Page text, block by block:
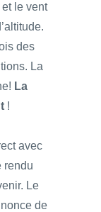
le vent
des
La
La
!
avec
rendu
Le
de